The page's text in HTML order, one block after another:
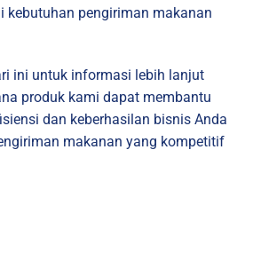
kebutuhan pengiriman makanan
ini untuk informasi lebih lanjut
produk kami dapat membantu
dan keberhasilan bisnis Anda
makanan yang kompetitif